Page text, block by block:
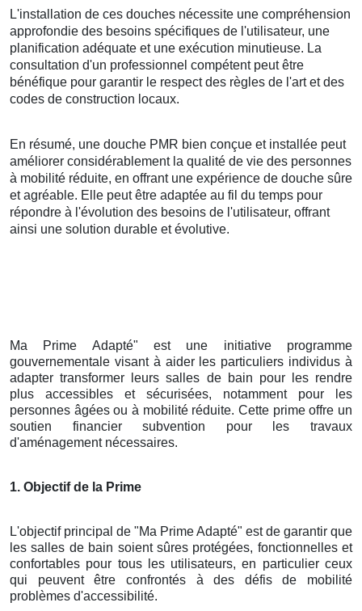
L'installation de ces douches nécessite une compréhension
approfondie des besoins spécifiques de l'utilisateur, une
planification adéquate et une exécution minutieuse. La
consultation d'un professionnel compétent peut être
bénéfique pour garantir le respect des règles de l'art et des
codes de construction locaux.
En résumé, une douche PMR bien conçue et installée peut
améliorer considérablement la qualité de vie des personnes
à mobilité réduite, en offrant une expérience de douche sûre
et agréable. Elle peut être adaptée au fil du temps pour
répondre à l'évolution des besoins de l'utilisateur, offrant
ainsi une solution durable et évolutive.
Ma Prime Adapté" est une initiative programme
gouvernementale visant à aider les particuliers individus à
adapter transformer leurs salles de bain pour les rendre
plus accessibles et sécurisées, notamment pour les
personnes âgées ou à mobilité réduite. Cette prime offre un
soutien financier subvention pour les travaux
d'aménagement nécessaires.
1. Objectif de la Prime
L'objectif principal de "Ma Prime Adapté" est de garantir que
les salles de bain soient sûres protégées, fonctionnelles et
confortables pour tous les utilisateurs, en particulier ceux
qui peuvent être confrontés à des défis de mobilité
problèmes d'accessibilité.